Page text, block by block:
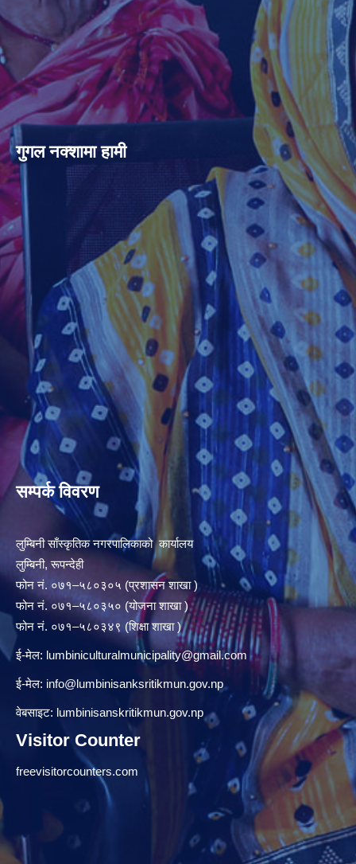
गुगल नक्शामा हामी
सम्पर्क विवरण
लुम्बिनी साँस्कृतिक नगरपालिकाको कार्यालय
लुम्बिनी, रूपन्देही
फोन नं. ०७१–५८०३०५ (प्रशासन शाखा )
फोन नं. ०७१–५८०३५० (योजना शाखा )
फोन नं. ०७१–५८०३४९ (शिक्षा शाखा )
ई-मेल: lumbiniculturalmunicipality@gmail.com
ई-मेल: info@lumbinisanksritikmun.gov.np
वेबसाइट: lumbinisanskritikmun.gov.np
Visitor Counter
freevisitorcounters.com